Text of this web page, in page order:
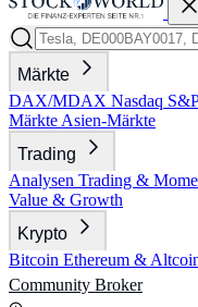
Märkte
DAX/MDAX Nasdaq
Märkte Asien-Märkte
Trading
Analysen Trading &
Value & Growth
Krypto
Bitcoin Ethereum &
Community Broker